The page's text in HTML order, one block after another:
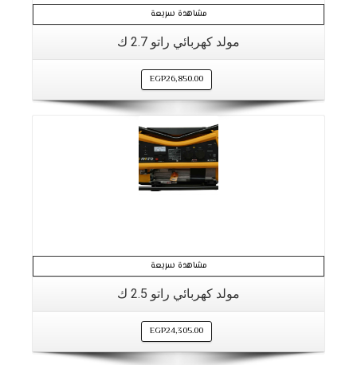
مشاهدة سريعة
مولد كهربائي راتو 2.7 ك
EGP26,850.00
مشاهدة سريعة
مولد كهربائي راتو 2.5 ك
EGP24,305.00